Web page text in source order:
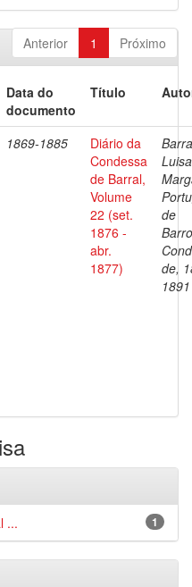
Anterior 1 Próximo
Data do
documento
Título
1869-1885
Diário da
Condessa
de Barral,
Volume
22 (set.
1876 -
abr.
1877)
Luisa
de
de,
1891
1
...